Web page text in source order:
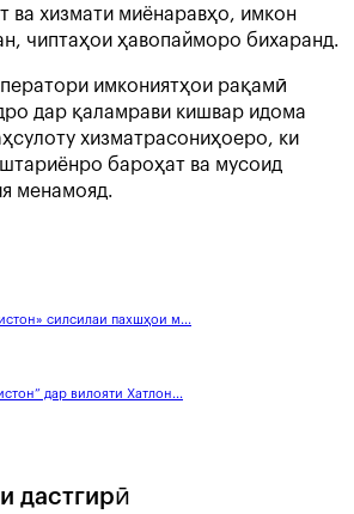
ва хизмати миёнаравҳо, имкон
чиптаҳои ҳавопайморо бихаранд.
имкониятҳои рақамӣ
дар қаламрави кишвар идома
хизматрасониҳоеро, ки
бароҳат ва мусоид
менамояд.
силсилаи пахшҳои м...
дар вилояти Хатлон...
дастгирӣ